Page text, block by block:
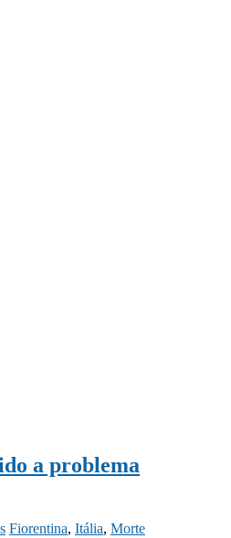
a problema
Fiorentina, Itália, Morte